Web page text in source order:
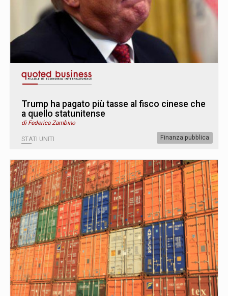
Trump ha pagato più tasse al fisco cinese che
a quello statunitense
di Federica Zambino
STATI UNITI Finanza pubblica